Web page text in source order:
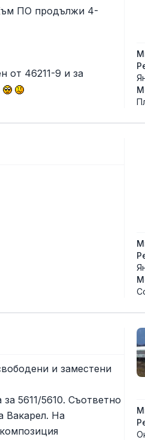
ПО продължи 4-
от 46211-9 и за
и заместени
5611/5610. Съответно
Вакарел. На